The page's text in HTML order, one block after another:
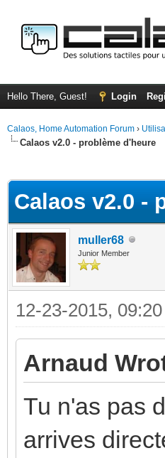
Hello There, Guest! Login
Calaos, Home Automation Forum ›
Calaos v2.0 - problème d'heure
Calaos v2.0 -
muller68
Junior Member
12-23-2015,
Arnaud
Tu n'as pas
arrives